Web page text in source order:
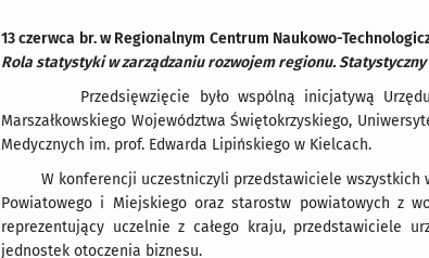
13 czerwca br. w Regionalnym Centrum Naukowo-
Rola statystyki w zarządzaniu rozwojem regionu.
Przedsięwzięcie było wspólną inicjatywą Urzędu
Marszałkowskiego Województwa Świętokrzyskiego,
Medycznych im. prof. Edwarda Lipińskiego w Kielcach.
W konferencji uczestniczyli przedstawiciele wszystkich
Powiatowego i Miejskiego oraz starostw powiatowych z
reprezentujący uczelnie z całego kraju, przedstawiciele
jednostek otoczenia biznesu.